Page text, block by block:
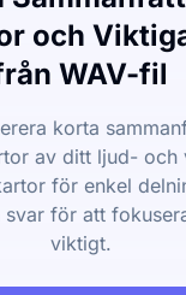
och
WAV-fil
korta
av ditt ljud- och
för enkel
för att
viktigt.